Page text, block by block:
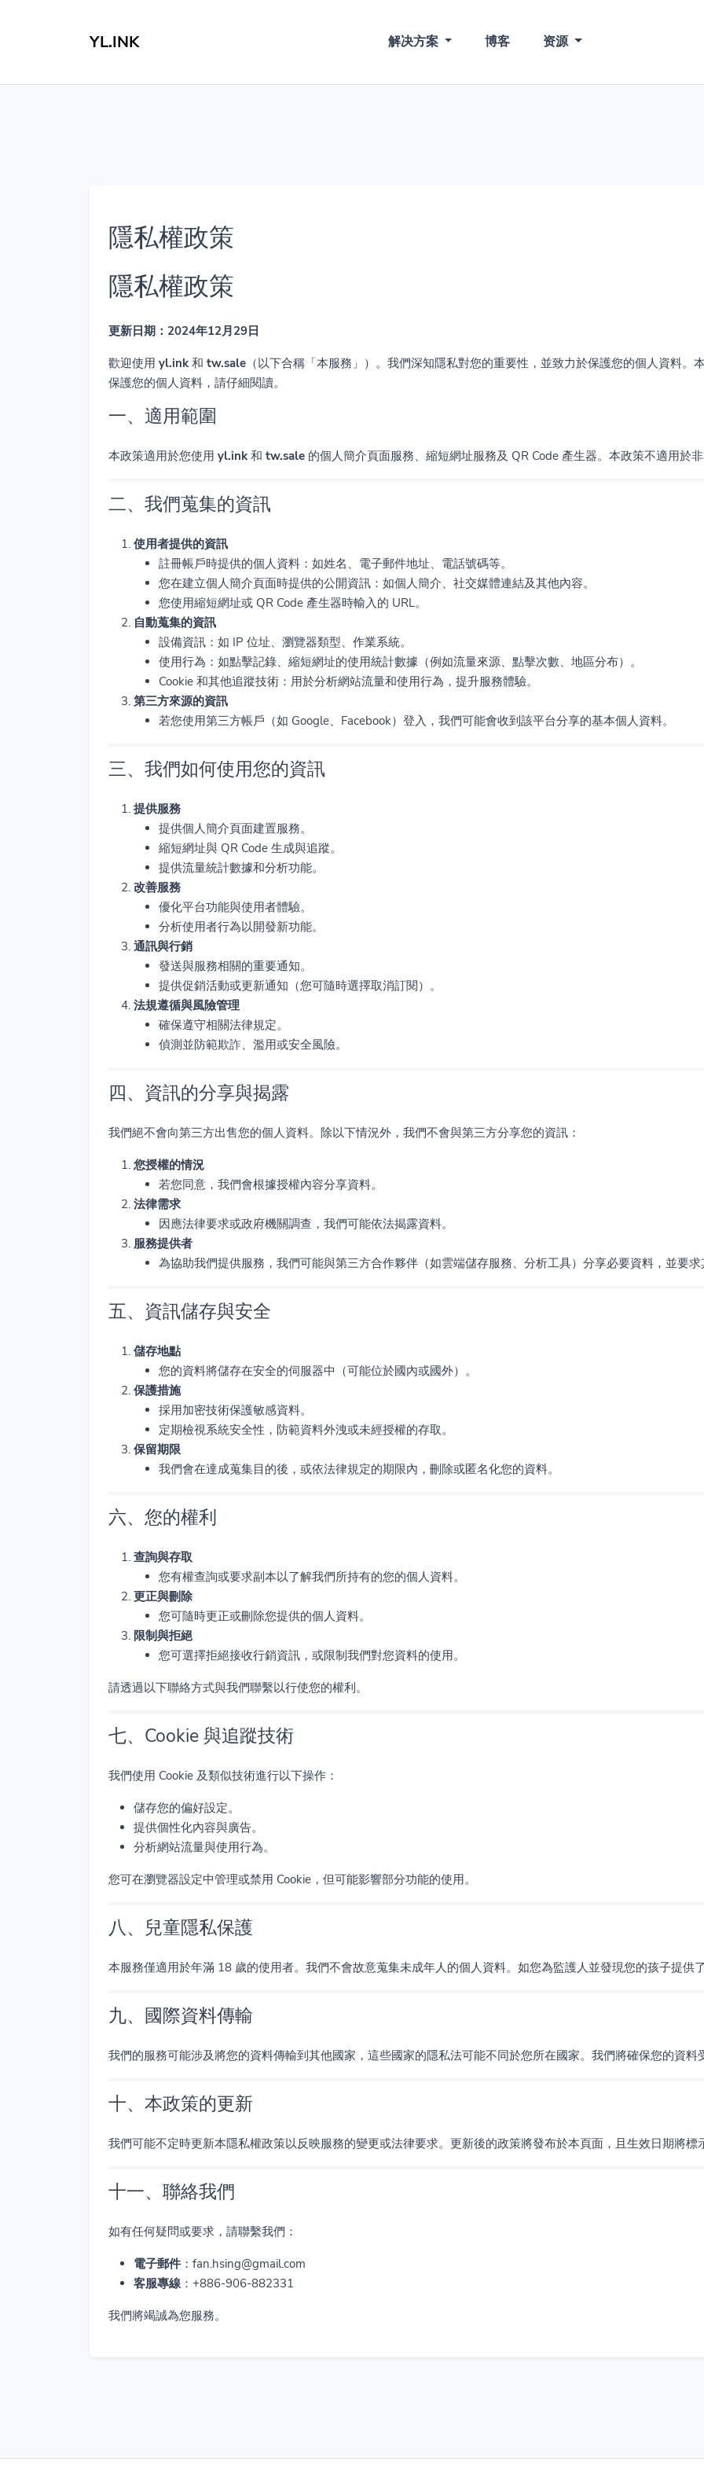
YL.INK 解决方案 博客 资源
隱私權政策
隱私權政策
更新日期：2024年12月29日
歡迎使用 yl.ink 和 tw.sale （以下合稱「本服務」）。我們深知隱私對您的重要性，並致力於保護您的個人資料
保護您的個人資料，請仔細閱讀。
一、適用範圍
本政策適用於您使用 yl.ink 和 tw.sale 的個人簡介頁面服務、縮短網址服務及 QR Code 產生器。本政策不適用於
二、我們蒐集的資訊
使用者提供的資訊
註冊帳戶時提供的個人資料：如姓名、電子郵件地址、電話號碼等。
您在建立個人簡介頁面時提供的公開資訊：如個人簡介、社交媒體連結及其他內容。
您使用縮短網址或 QR Code 產生器時輸入的 URL。
自動蒐集的資訊
設備資訊：如 IP 位址、瀏覽器類型、作業系統。
使用行為：如點擊記錄、縮短網址的使用統計數據（例如流量來源、點擊次數、地區分布）。
Cookie 和其他追蹤技術：用於分析網站流量和使用行為，提升服務體驗。
第三方來源的資訊
若您使用第三方帳戶（如 Google、Facebook）登入，我們可能會收到該平台分享的基本個人資料。
三、我們如何使用您的資訊
提供服務
提供個人簡介頁面建置服務。
縮短網址與 QR Code 生成與追蹤。
提供流量統計數據和分析功能。
改善服務
優化平台功能與使用者體驗。
分析使用者行為以開發新功能。
通訊與行銷
發送與服務相關的重要通知。
提供促銷活動或更新通知（您可隨時選擇取消訂閱）。
法規遵循與風險管理
確保遵守相關法律規定。
偵測並防範欺詐、濫用或安全風險。
四、資訊的分享與揭露
我們絕不會向第三方出售您的個人資料。除以下情況外，我們不會與第三方分享您的資訊：
您授權的情況
若您同意，我們會根據授權內容分享資料。
法律需求
因應法律要求或政府機關調查，我們可能依法揭露資料。
服務提供者
為協助我們提供服務，我們可能與第三方合作夥伴（如雲端儲存服務、分析工具）分享必要資料，並要
五、資訊儲存與安全
儲存地點
您的資料將儲存在安全的伺服器中（可能位於國內或國外）。
保護措施
採用加密技術保護敏感資料。
定期檢視系統安全性，防範資料外洩或未經授權的存取。
保留期限
我們會在達成蒐集目的後，或依法律規定的期限內，刪除或匿名化您的資料。
六、您的權利
查詢與存取
您有權查詢或要求副本以了解我們所持有的您的個人資料。
更正與刪除
您可隨時更正或刪除您提供的個人資料。
限制與拒絕
您可選擇拒絕接收行銷資訊，或限制我們對您資料的使用。
請透過以下聯絡方式與我們聯繫以行使您的權利。
七、Cookie 與追蹤技術
我們使用 Cookie 及類似技術進行以下操作：
儲存您的偏好設定。
提供個性化內容與廣告。
分析網站流量與使用行為。
您可在瀏覽器設定中管理或禁用 Cookie，但可能影響部分功能的使用。
八、兒童隱私保護
本服務僅適用於年滿 18 歲的使用者。我們不會故意蒐集未成年人的個人資料。如您為監護人並發現您的孩子提供
九、國際資料傳輸
我們的服務可能涉及將您的資料傳輸到其他國家，這些國家的隱私法可能不同於您所在國家。我們將確保您的資料
十、本政策的更新
我們可能不定時更新本隱私權政策以反映服務的變更或法律要求。更新後的政策將發布於本頁面，且生效日期將標
十一、聯絡我們
如有任何疑問或要求，請聯繫我們：
電子郵件 ： fan.hsing@gmail.com
客服專線 ：+886-906-882331
我們將竭誠為您服務。